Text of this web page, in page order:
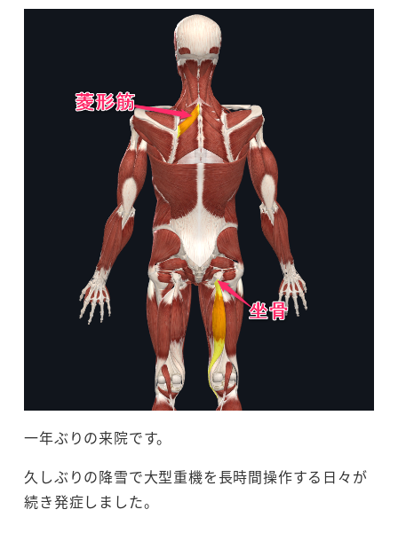
一年ぶりの来院です。
久しぶりの降雪で大型重機を長時間操作する日々が
続き発症しました。